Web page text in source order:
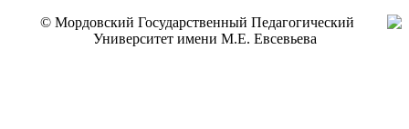
© Мордовский Государственный Педагогический
Университет имени М.Е. Евсевьева